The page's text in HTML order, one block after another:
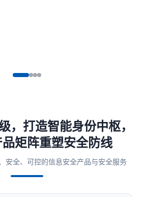
，打造智能身份中枢，
矩阵重塑安全防线
安全、可控的信息安全产品与安全服务